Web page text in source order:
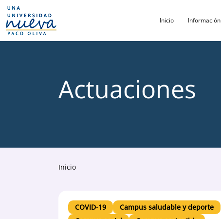
Inicio Información
Actuaciones
Inicio
COVID-19
Campus saludable y deporte